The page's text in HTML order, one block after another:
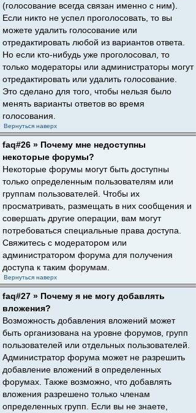
(голосование всегда связан именно с ним).
Если никто не успел проголосовать, то вы
можете удалить голосование или
отредактировать любой из вариантов ответа.
Но если кто-нибудь уже проголосовал, то
только модераторы или администраторы могут
отредактировать или удалить голосование.
Это сделано для того, чтобы нельзя было
менять варианты ответов во время
голосования.
Вернуться наверх
faq#26 » Почему мне недоступны
некоторые форумы?
Некоторые форумы могут быть доступны
только определенным пользователям или
группам пользователей. Чтобы их
просматривать, размещать в них сообщения и
совершать другие операции, вам могут
потребоваться специальные права доступа.
Свяжитесь с модератором или
администратором форума для получения
доступа к таким форумам.
Вернуться наверх
faq#27 » Почему я не могу добавлять
вложения?
Возможность добавления вложений может
быть организована на уровне форумов, групп
пользователей или отдельных пользователей.
Администратор форума может не разрешить
добавление вложений в определенных
форумах. Также возможно, что добавлять
вложения разрешено только членам
определенных групп. Если вы не знаете,